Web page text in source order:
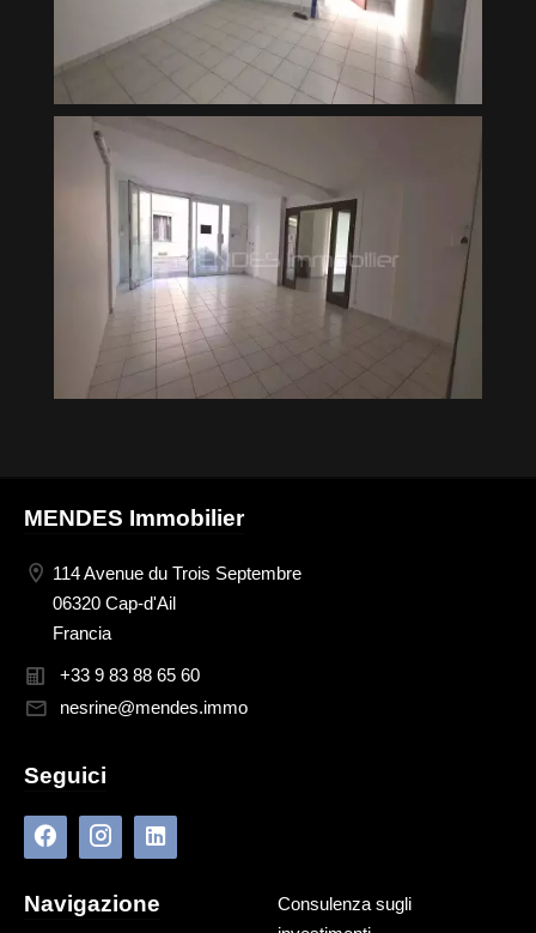
MENDES Immobilier
114 Avenue du Trois Septembre
06320 Cap-d'Ail
Francia
+33 9 83 88 65 60
nesrine@mendes.immo
Seguici
Navigazione
Consulenza sugli